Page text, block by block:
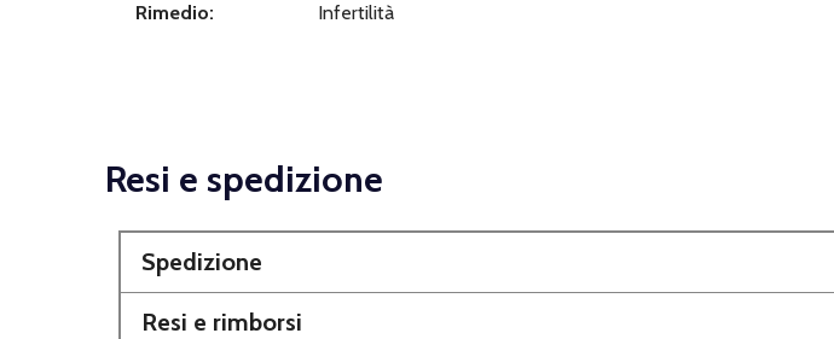
Rimedio: Infertilità
Resi e spedizione
Spedizione
Resi e rimborsi